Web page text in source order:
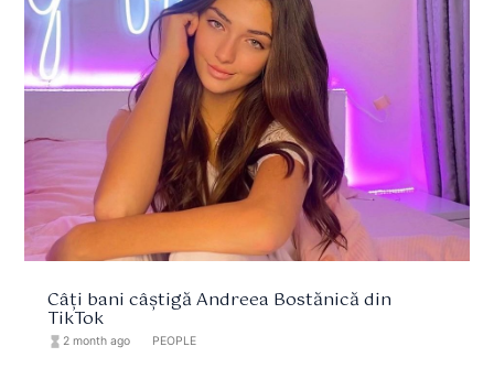
Câți bani câștigă Andreea Bostănică din
TikTok
hourglass_full 2 month ago PEOPLE